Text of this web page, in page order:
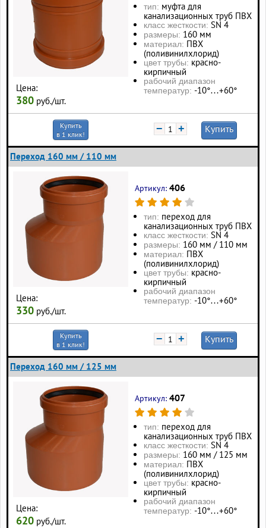
Цена:
380 руб./шт.
тип: муфта для
канализационных труб ПВХ
класс жесткости: SN 4
размеры: 160 мм
материал: ПВХ
(поливинилхлорид)
цвет трубы: красно-
кирпичный
рабочий диапазон
температур: -10°…+60°
Купить
в 1 клик!
− + Купить
Переход 160 мм / 110 мм
Цена:
330 руб./шт.
Артикул: 406
тип: переход для
канализационных труб ПВХ
класс жесткости: SN 4
размеры: 160 мм / 110 мм
материал: ПВХ
(поливинилхлорид)
цвет трубы: красно-
кирпичный
рабочий диапазон
температур: -10°…+60°
Купить
в 1 клик!
− + Купить
Переход 160 мм / 125 мм
Цена:
620 руб./шт.
Артикул: 407
тип: переход для
канализационных труб ПВХ
класс жесткости: SN 4
размеры: 160 мм / 125 мм
материал: ПВХ
(поливинилхлорид)
цвет трубы: красно-
кирпичный
рабочий диапазон
температур: -10°…+60°